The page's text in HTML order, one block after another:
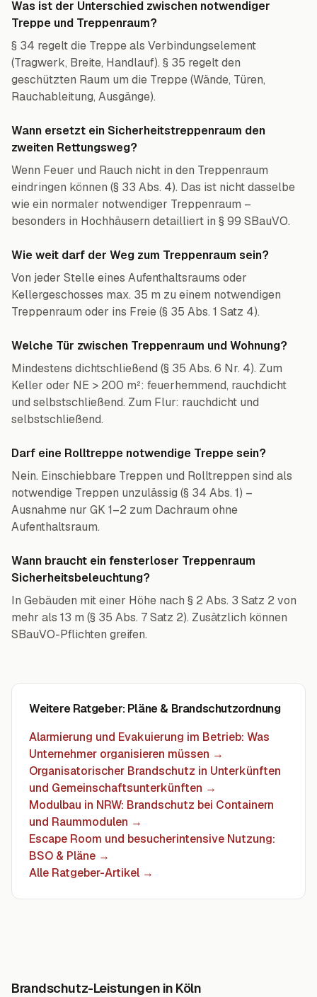
Was ist der Unterschied zwischen notwendiger
Treppe und Treppenraum?
§ 34 regelt die Treppe als Verbindungselement
(Tragwerk, Breite, Handlauf). § 35 regelt den
geschützten Raum um die Treppe (Wände, Türen,
Rauchableitung, Ausgänge).
Wann ersetzt ein Sicherheitstreppenraum den
zweiten Rettungsweg?
Wenn Feuer und Rauch nicht in den Treppenraum
eindringen können (§ 33 Abs. 4). Das ist nicht dasselbe
wie ein normaler notwendiger Treppenraum –
besonders in Hochhäusern detailliert in § 99 SBauVO.
Wie weit darf der Weg zum Treppenraum sein?
Von jeder Stelle eines Aufenthaltsraums oder
Kellergeschosses max. 35 m zu einem notwendigen
Treppenraum oder ins Freie (§ 35 Abs. 1 Satz 4).
Welche Tür zwischen Treppenraum und Wohnung?
Mindestens dichtschließend (§ 35 Abs. 6 Nr. 4). Zum
Keller oder NE > 200 m²: feuerhemmend, rauchdicht
und selbstschließend. Zum Flur: rauchdicht und
selbstschließend.
Darf eine Rolltreppe notwendige Treppe sein?
Nein. Einschiebbare Treppen und Rolltreppen sind als
notwendige Treppen unzulässig (§ 34 Abs. 1) –
Ausnahme nur GK 1–2 zum Dachraum ohne
Aufenthaltsraum.
Wann braucht ein fensterloser Treppenraum
Sicherheitsbeleuchtung?
In Gebäuden mit einer Höhe nach § 2 Abs. 3 Satz 2 von
mehr als 13 m (§ 35 Abs. 7 Satz 2). Zusätzlich können
SBauVO-Pflichten greifen.
Weitere Ratgeber: Pläne & Brandschutzordnung
Alarmierung und Evakuierung im Betrieb: Was
Unternehmer organisieren müssen →
Organisatorischer Brandschutz in Unterkünften
und Gemeinschaftsunterkünften →
Modulbau in NRW: Brandschutz bei Containern
und Raummodulen →
Escape Room und besucherintensive Nutzung:
BSO & Pläne →
Alle Ratgeber-Artikel →
Brandschutz-Leistungen in Köln